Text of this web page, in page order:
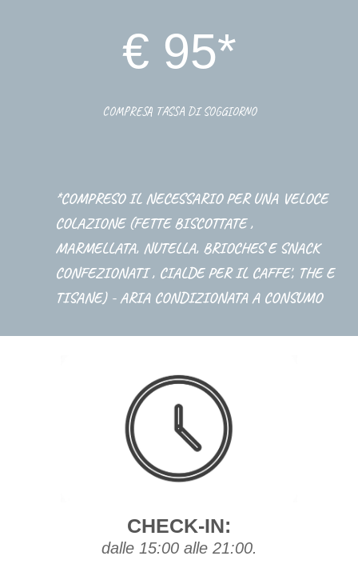
€ 95*
COMPRESA TASSA DI SOGGIORNO
*COMPRESO IL NECESSARIO PER UNA VELOCE
COLAZIONE (FETTE BISCOTTATE ,
MARMELLATA, NUTELLA, BRIOCHES E SNACK
CONFEZIONATI , CIALDE PER IL CAFFE', THE E
TISANE) - ARIA CONDIZIONATA A CONSUMO
CHECK-IN:
dalle 15:00 alle 21:00.